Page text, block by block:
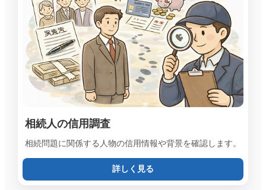
相続人の信用調査
相続問題に関係する人物の信用情報や背景を確認します。
詳しく見る